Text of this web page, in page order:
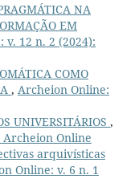
NA
EM
12 n. 2 (2024):
COMO
, Archeion Online:
UNIVERSITÁRIOS ,
Archeion Online
arquivísticas
Online: v. 6 n. 1